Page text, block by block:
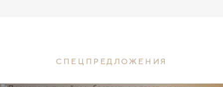
СПЕЦПРЕДЛОЖЕНИЯ